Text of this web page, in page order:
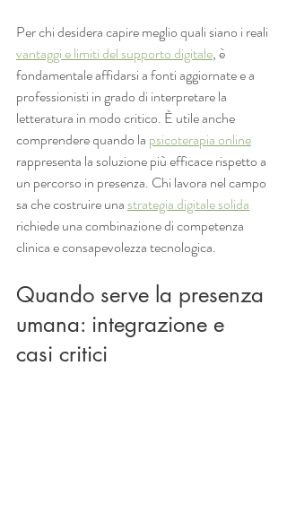
Per chi desidera capire meglio quali siano i reali
vantaggi e limiti del supporto digitale, è
fondamentale affidarsi a fonti aggiornate e a
professionisti in grado di interpretare la
letteratura in modo critico. È utile anche
comprendere quando la psicoterapia online
rappresenta la soluzione più efficace rispetto a
un percorso in presenza. Chi lavora nel campo
sa che costruire una strategia digitale solida
richiede una combinazione di competenza
clinica e consapevolezza tecnologica.
Quando serve la presenza
umana: integrazione e
casi critici